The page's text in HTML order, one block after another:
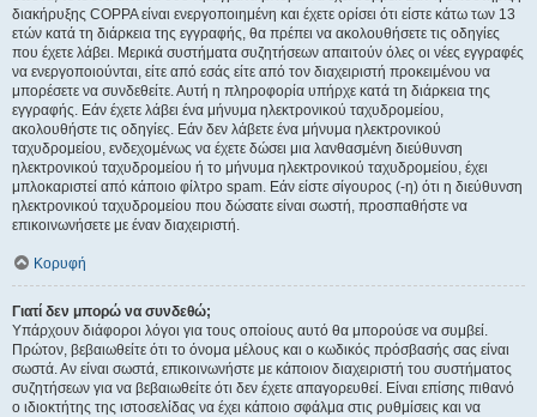
διακήρυξης COPPA είναι ενεργοποιημένη και έχετε ορίσει ότι είστε κάτω των 13
ετών κατά τη διάρκεια της εγγραφής, θα πρέπει να ακολουθήσετε τις οδηγίες
που έχετε λάβει. Μερικά συστήματα συζητήσεων απαιτούν όλες οι νέες εγγραφές
να ενεργοποιούνται, είτε από εσάς είτε από τον διαχειριστή προκειμένου να
μπορέσετε να συνδεθείτε. Αυτή η πληροφορία υπήρχε κατά τη διάρκεια της
εγγραφής. Εάν έχετε λάβει ένα μήνυμα ηλεκτρονικού ταχυδρομείου,
ακολουθήστε τις οδηγίες. Εάν δεν λάβετε ένα μήνυμα ηλεκτρονικού
ταχυδρομείου, ενδεχομένως να έχετε δώσει μια λανθασμένη διεύθυνση
ηλεκτρονικού ταχυδρομείου ή το μήνυμα ηλεκτρονικού ταχυδρομείου, έχει
μπλοκαριστεί από κάποιο φίλτρο spam. Εάν είστε σίγουρος (-η) ότι η διεύθυνση
ηλεκτρονικού ταχυδρομείου που δώσατε είναι σωστή, προσπαθήστε να
επικοινωνήσετε με έναν διαχειριστή.
Κορυφή
Γιατί δεν μπορώ να συνδεθώ;
Υπάρχουν διάφοροι λόγοι για τους οποίους αυτό θα μπορούσε να συμβεί.
Πρώτον, βεβαιωθείτε ότι το όνομα μέλους και ο κωδικός πρόσβασής σας είναι
σωστά. Αν είναι σωστά, επικοινωνήστε με κάποιον διαχειριστή του συστήματος
συζητήσεων για να βεβαιωθείτε ότι δεν έχετε απαγορευθεί. Είναι επίσης πιθανό
ο ιδιοκτήτης της ιστοσελίδας να έχει κάποιο σφάλμα στις ρυθμίσεις και να